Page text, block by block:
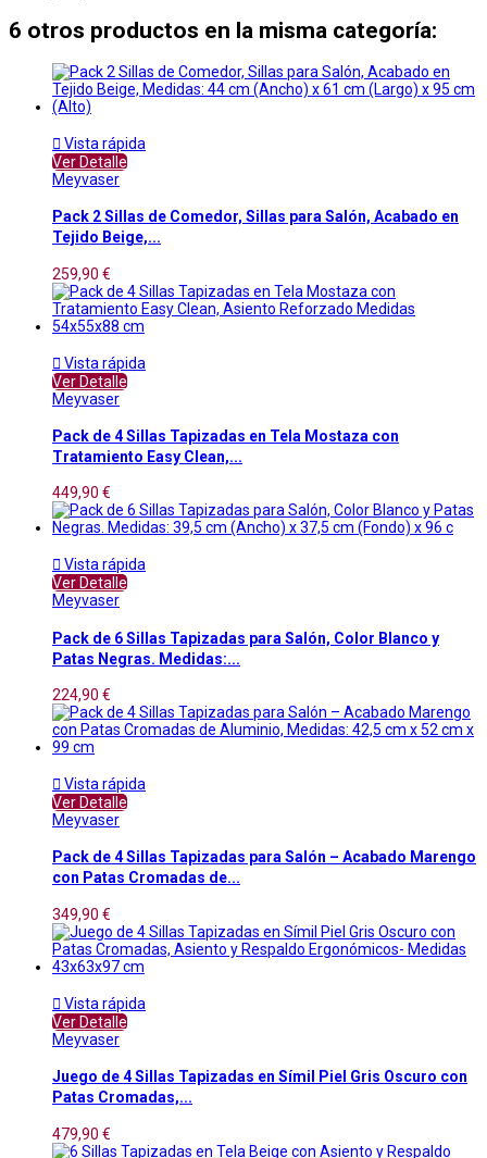
6 otros productos en la misma categoría:
 Vista rápida
Ver Detalle
Meyvaser
Pack 2 Sillas de Comedor, Sillas para Salón, Acabado en
Tejido Beige,...
259,90 €
 Vista rápida
Ver Detalle
Meyvaser
Pack de 4 Sillas Tapizadas en Tela Mostaza con
Tratamiento Easy Clean,...
449,90 €
 Vista rápida
Ver Detalle
Meyvaser
Pack de 6 Sillas Tapizadas para Salón, Color Blanco y
Patas Negras. Medidas:...
224,90 €
 Vista rápida
Ver Detalle
Meyvaser
Pack de 4 Sillas Tapizadas para Salón – Acabado Marengo
con Patas Cromadas de...
349,90 €
 Vista rápida
Ver Detalle
Meyvaser
Juego de 4 Sillas Tapizadas en Símil Piel Gris Oscuro con
Patas Cromadas,...
479,90 €